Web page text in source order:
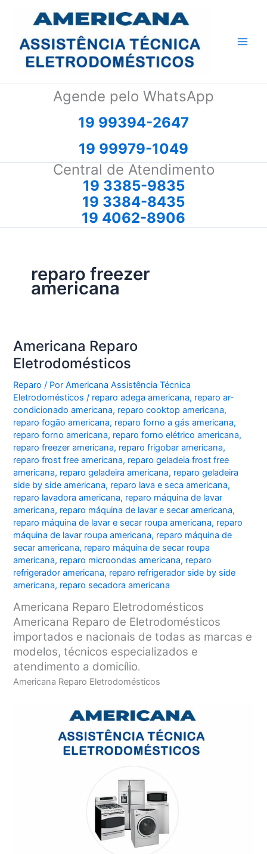
conteúdo
Agende pelo WhatsApp
19 99394-2647
19 99979-1049
Central de Atendimento
19 3385-9835
19 3384-8435
19 4062-8906
reparo freezer
americana
Americana Reparo
Eletrodomésticos
Reparo / PorAmericana Assistência Técnica
Eletrodomésticos / reparo adega americana, reparo ar-
condicionado americana, reparo cooktop americana,
reparo fogão americana, reparo forno a gás americana,
reparo forno americana, reparo forno elétrico americana,
reparo freezer americana, reparo frigobar americana,
reparo frost free americana, reparo geladeia frost free
americana, reparo geladeira americana, reparo geladeira
side by side americana, reparo lava e seca americana,
reparo lavadora americana, reparo máquina de lavar
americana, reparo máquina de lavar e secar americana,
reparo máquina de lavar e secar roupa americana, reparo
máquina de lavar roupa americana, reparo máquina de
secar americana, reparo máquina de secar roupa
americana, reparo microondas americana, reparo
refrigerador americana, reparo refrigerador side by side
americana, reparo secadora americana
Americana Reparo Eletrodomésticos
Americana Reparo de Eletrodomésticos
importados e nacionais de todas as marcas e
modelos, técnicos especializados e
atendimento a domicílio.
Americana Reparo Eletrodomésticos